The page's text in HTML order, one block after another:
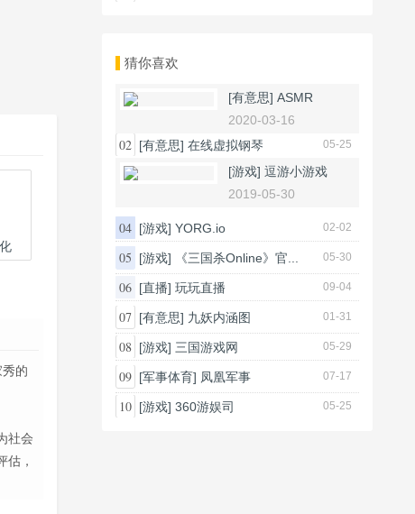
的
社会
估，
猜你喜欢
[有意思] ASMR
2020-03-16
02 [有意思] 在线虚拟钢琴 05-25
[游戏] 逗游小游戏
2019-05-30
04 [游戏] YORG.io 02-02
05 [游戏] 《三国杀Online》官... 05-30
06 [直播] 玩玩直播 09-04
07 [有意思] 九妖内涵图 01-31
08 [游戏] 三国游戏网 05-29
09 [军事体育] 凤凰军事 07-17
10 [游戏] 360游娱司 05-25